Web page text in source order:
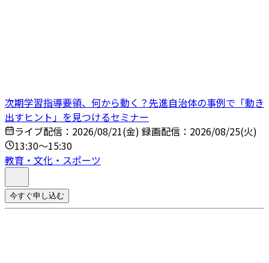
次期学習指導要領、何から動く？先進自治体の事例で「動き
出すヒント」を見つけるセミナー
ライブ配信：2026/08/21(金) 録画配信：2026/08/25(火)
13:30～15:30
教育・文化・スポーツ
今すぐ申し込む